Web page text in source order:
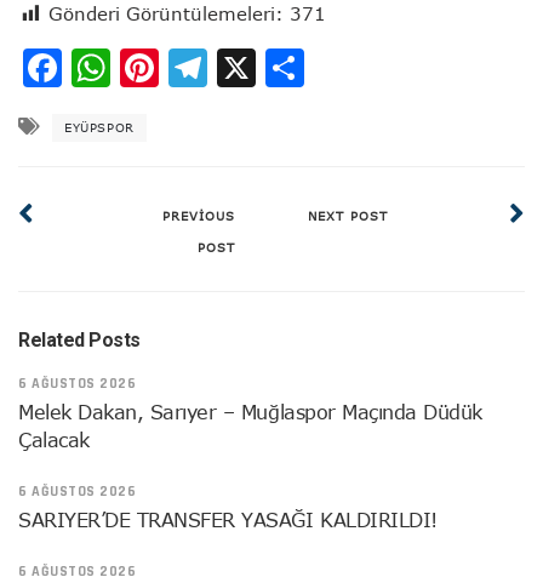
Gönderi Görüntülemeleri: 371
Facebook
WhatsApp
Pinterest
Telegram
X
EYÜPSPOR
PREVIOUS
POST
NEXT POST
Related Posts
6 AĞUSTOS 2026
Melek Dakan, Sarıyer – Muğlaspor Maçında Düdük
Çalacak
6 AĞUSTOS 2026
SARIYER’DE TRANSFER YASAĞI KALDIRILDI!
6 AĞUSTOS 2026